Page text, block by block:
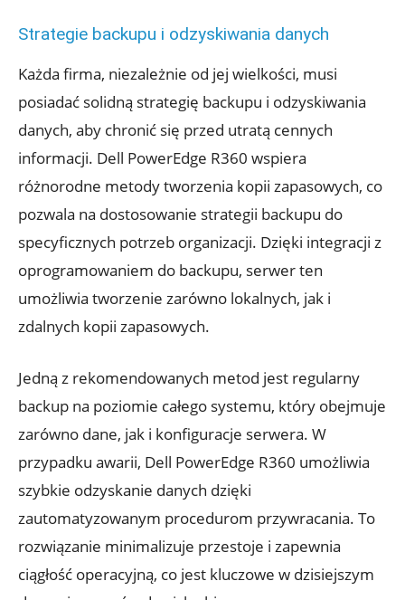
Strategie backupu i odzyskiwania danych
Każda firma, niezależnie od jej wielkości, musi
posiadać solidną strategię backupu i odzyskiwania
danych, aby chronić się przed utratą cennych
informacji. Dell PowerEdge R360 wspiera
różnorodne metody tworzenia kopii zapasowych, co
pozwala na dostosowanie strategii backupu do
specyficznych potrzeb organizacji. Dzięki integracji z
oprogramowaniem do backupu, serwer ten
umożliwia tworzenie zarówno lokalnych, jak i
zdalnych kopii zapasowych.
Jedną z rekomendowanych metod jest regularny
backup na poziomie całego systemu, który obejmuje
zarówno dane, jak i konfiguracje serwera. W
przypadku awarii, Dell PowerEdge R360 umożliwia
szybkie odzyskanie danych dzięki
zautomatyzowanym procedurom przywracania. To
rozwiązanie minimalizuje przestoje i zapewnia
ciągłość operacyjną, co jest kluczowe w dzisiejszym